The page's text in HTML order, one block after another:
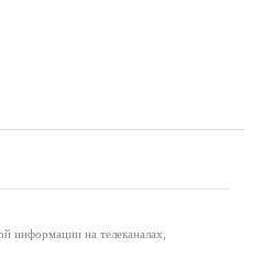
информации на телеканалах,